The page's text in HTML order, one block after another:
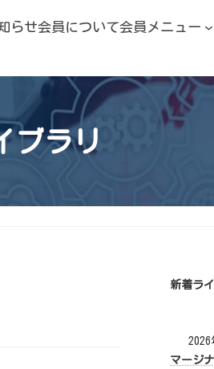
らせ会員について会員メニュー
ブラリ
新着ラ
2026
マージ